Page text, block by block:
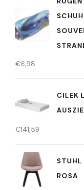
€6,98
CILEK
€141,59
STUHL
ROSA